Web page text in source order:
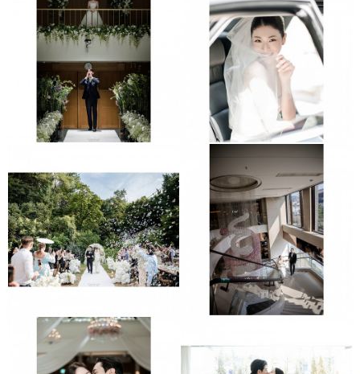
서울대이라운지 보넬리가든
보넬리가든 동대문 JW매리어트호텔